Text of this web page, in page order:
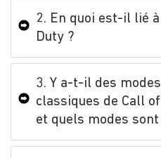
2. En quoi est-il lié
Duty ?
3. Y a-t-il des
classiques de Call
et quels modes